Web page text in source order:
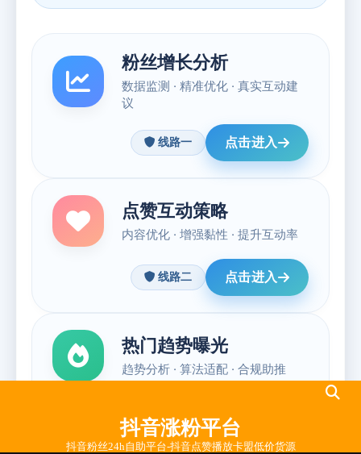
抖音涨粉平台
抖音粉丝24h自助平台-抖音点赞播放卡盟低价货源